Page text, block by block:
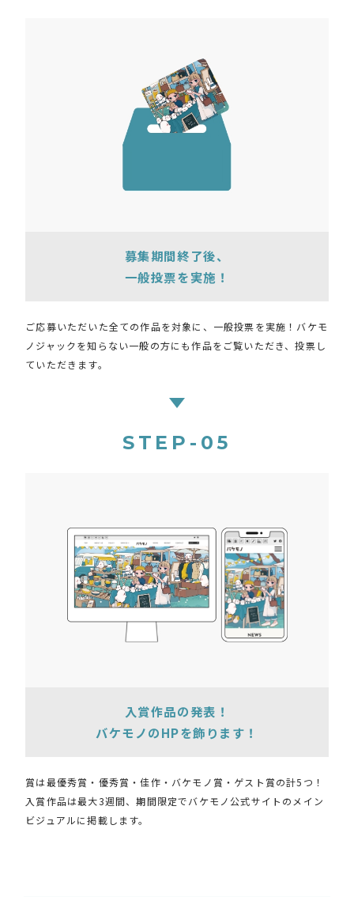
募集期間終了後、
一般投票を実施！
ご応募いただいた全ての作品を対象に、一般投票を実施！バケモ
ノジャックを知らない一般の方にも作品をご覧いただき、投票し
ていただきます。
STEP-05
入賞作品の発表！
バケモノのHPを飾ります！
賞は最優秀賞・優秀賞・佳作・バケモノ賞・ゲスト賞の計5つ！
⼊賞作品は最大3週間、期間限定でバケモノ公式サイトのメイン
ビジュアルに掲載します。